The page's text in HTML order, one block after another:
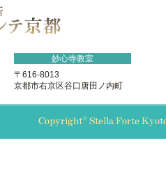
妙心寺教室
〒616-8013
京都市右京区谷口唐田ノ内町